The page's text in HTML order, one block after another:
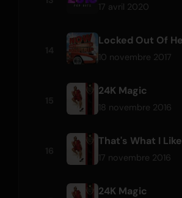
17 avril 2020
10 novembre 2017
24K Magic
18 novembre 2016
That's What I Like
17 novembre 2016
24K Magic